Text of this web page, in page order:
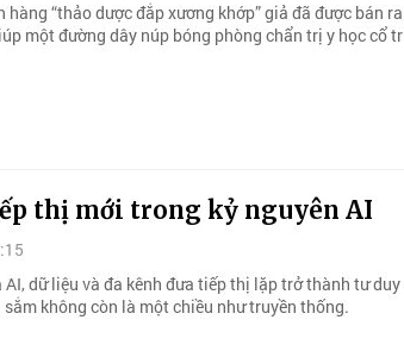
hàng “thảo dược đắp xương khớp” giả đã được bán
một đường dây núp bóng phòng chẩn trị y học cổ
thị mới trong kỷ nguyên AI
AI, dữ liệu và đa kênh đưa tiếp thị lặp trở thành tư
không còn là một chiều như truyền thống.